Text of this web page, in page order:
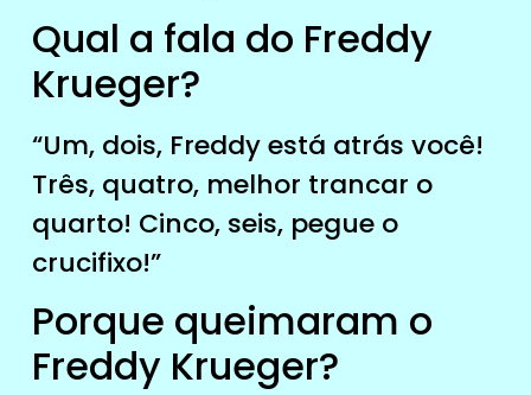
Qual a fala do Freddy
Krueger?
“Um, dois, Freddy está atrás você!
Três, quatro, melhor trancar o
quarto! Cinco, seis, pegue o
crucifixo!”
Porque queimaram o
Freddy Krueger?